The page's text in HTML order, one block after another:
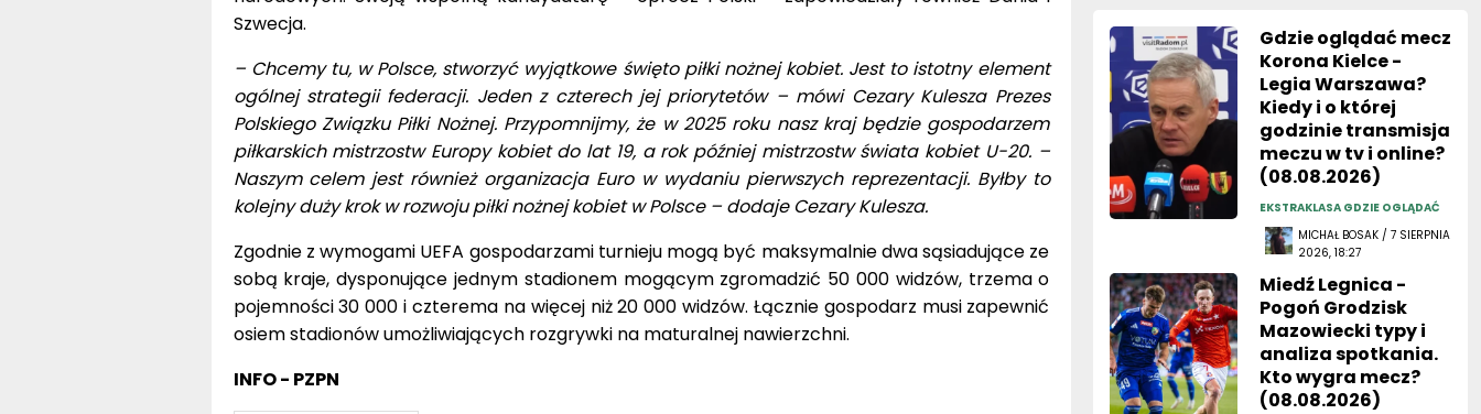
Szwecja.
– Chcemy tu, w Polsce, stworzyć wyjątkowe święto piłki nożnej kobiet. Jest to istotny element
ogólnej strategii federacji. Jeden z czterech jej priorytetów – mówi Cezary Kulesza Prezes
Polskiego Związku Piłki Nożnej. Przypomnijmy, że w 2025 roku nasz kraj będzie gospodarzem
piłkarskich mistrzostw Europy kobiet do lat 19, a rok później mistrzostw świata kobiet U-20. –
Naszym celem jest również organizacja Euro w wydaniu pierwszych reprezentacji. Byłby to
kolejny duży krok w rozwoju piłki nożnej kobiet w Polsce – dodaje Cezary Kulesza.
Zgodnie z wymogami UEFA gospodarzami turnieju mogą być maksymalnie dwa sąsiadujące ze
sobą kraje, dysponujące jednym stadionem mogącym zgromadzić 50 000 widzów, trzema o
pojemności 30 000 i czterema na więcej niż 20 000 widzów. Łącznie gospodarz musi zapewnić
osiem stadionów umożliwiających rozgrywki na maturalnej nawierzchni.
INFO - PZPN
Gdzie oglądać mecz
Korona Kielce -
Legia Warszawa?
Kiedy i o której
godzinie transmisja
meczu w tv i online?
(08.08.2026)
EKSTRAKLASA GDZIE OGLĄDAĆ
MICHAŁ BOSAK / 7 SIERPNIA
2026, 18:27
Miedź Legnica -
Pogoń Grodzisk
Mazowiecki typy i
analiza spotkania.
Kto wygra mecz?
(08.08.2026)